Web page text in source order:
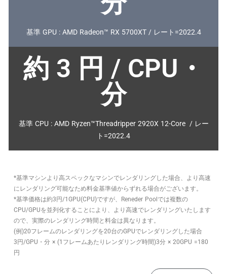
基準 GPU : AMD Radeon™ RX 5700XT / レート=2022.4
約 3 円 / CPU・
分
基準 CPU : AMD Ryzen™Threadripper 2920X 12-Core / レー
ト=2022.4
*基準マシンより高スペックなマシンでレンダリングした場合、より高速
にレンダリング可能なため料金基準値からずれる場合がございます。
*基準価格は約3円/1GPU(CPU)ですが、Reneder Poolでは複数の
CPU/GPUを並列化することにより、より高速でレンダリングいたします
ので、実際のレンダリング時間と料金は異なります。
(例)20フレームのレンダリングを20台のGPUでレンダリングした場合
3円/GPU・分 × (1フレームあたりレンダリング時間)3分 × 20GPU =180
円